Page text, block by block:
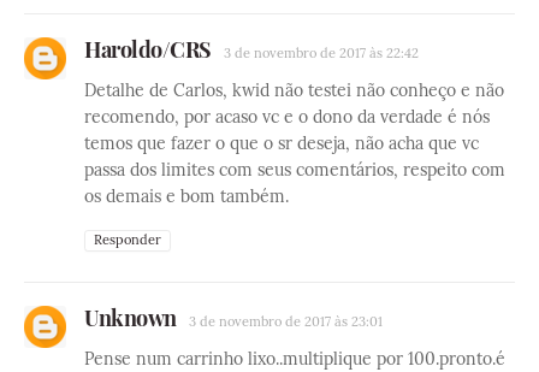
Haroldo/CRS 3 de novembro de 2017 às 22:42
Detalhe de Carlos, kwid não testei não conheço e não
recomendo, por acaso vc e o dono da verdade é nós
temos que fazer o que o sr deseja, não acha que vc
passa dos limites com seus comentários, respeito com
os demais e bom também.
Responder
Unknown 3 de novembro de 2017 às 23:01
Pense num carrinho lixo..multiplique por 100.pronto.é